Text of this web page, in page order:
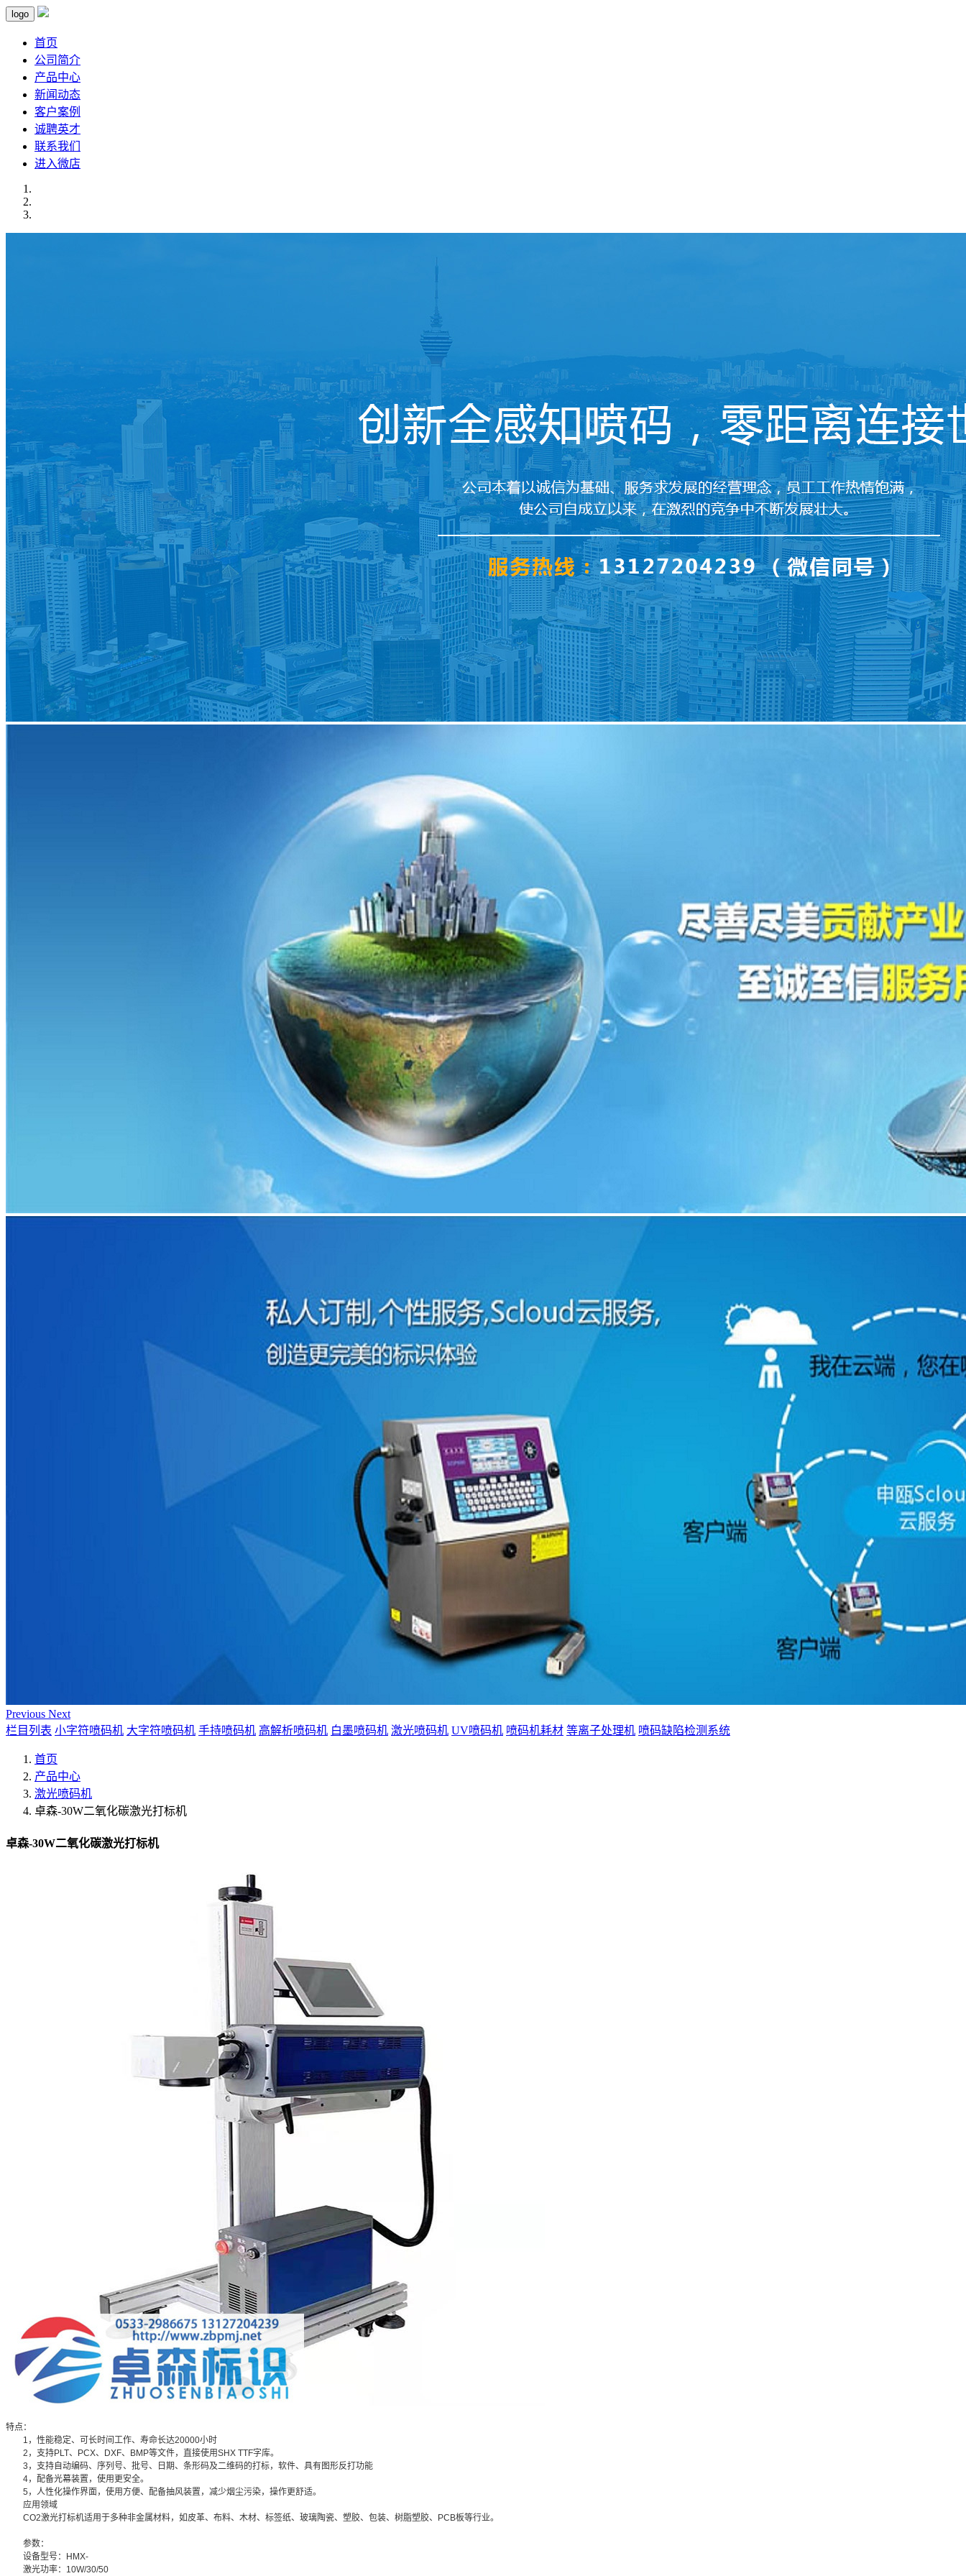
logo
首页
公司简介
产品中心
新闻动态
客户案例
诚聘英才
联系我们
进入微店
Previous Next
栏目列表 小字符喷码机 大字符喷码机 手持喷码机 高解析喷码机 白墨喷码机 激光喷码机 UV喷码机 喷码机耗材 等离子处理机 喷码缺陷检测系统
首页
产品中心
激光喷码机
卓森-30W二氧化碳激光打标机
卓森-30W二氧化碳激光打标机
特点：
1，性能稳定、可长时间工作、寿命长达20000小时
2，支持PLT、PCX、DXF、BMP等文件，直接使用SHX TTF字库。
3，支持自动编码、序列号、批号、日期、条形码及二维码的打标，软件、具有图形反打功能
4，配备光幕装置，使用更安全。
5，人性化操作界面，使用方便、配备抽风装置，减少烟尘污染，操作更舒适。
应用领域
CO2激光打标机适用于多种非金属材料，如皮革、布料、木材、标签纸、玻璃陶瓷、塑胶、包装、树脂塑胶、PCB板等行业。
参数：
设备型号：HMX-
激光功率：10W/30/50